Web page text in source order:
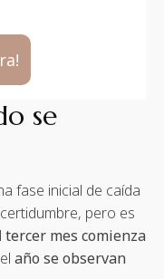
se
fase inicial de caída
pero es
tercer mes comienza
año se observan